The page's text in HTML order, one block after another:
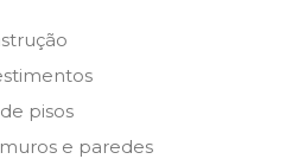
pisos
e paredes